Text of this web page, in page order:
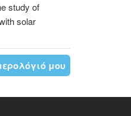
study of
solar
μου